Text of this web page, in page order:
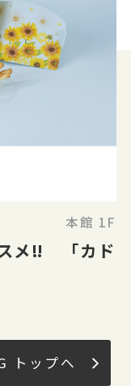
本館 1F
スメ‼ 「カド
トップへ